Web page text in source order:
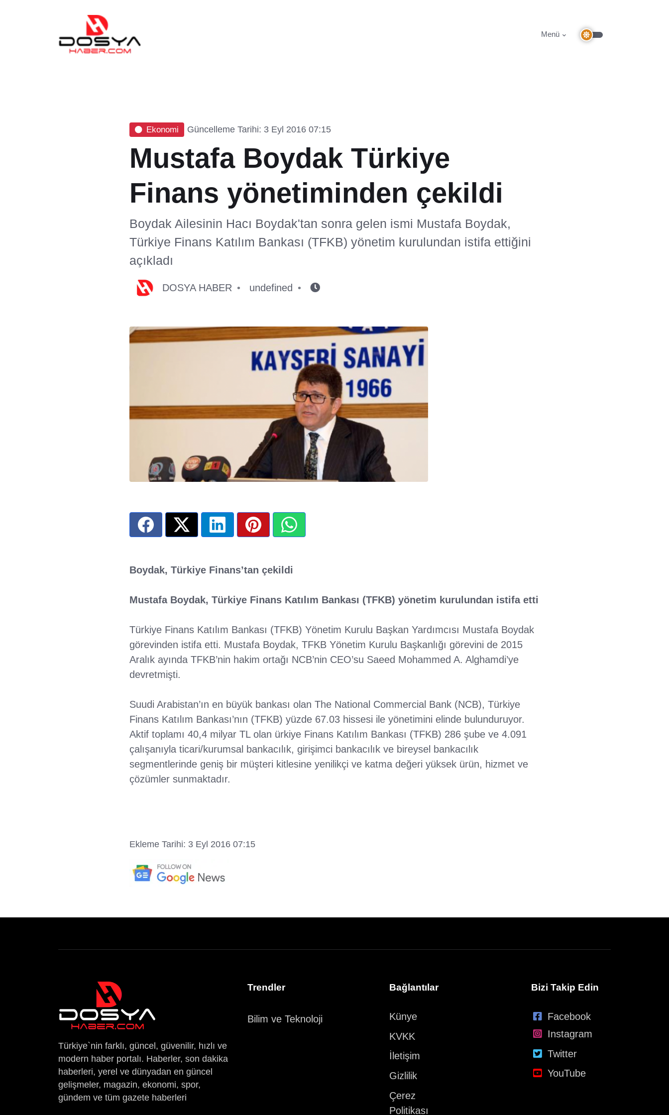
Menü
Ekonomi Güncelleme Tarihi: 3 Eyl 2016 07:15
Mustafa Boydak Türkiye
Finans yönetiminden çekildi
Boydak Ailesinin Hacı Boydak'tan sonra gelen ismi Mustafa Boydak,
Türkiye Finans Katılım Bankası (TFKB) yönetim kurulundan istifa ettiğini
açıkladı
DOSYA HABER undefined
Boydak, Türkiye Finans’tan çekildi
Mustafa Boydak, Türkiye Finans Katılım Bankası (TFKB) yönetim kurulundan istifa etti
Türkiye Finans Katılım Bankası (TFKB) Yönetim Kurulu Başkan Yardımcısı Mustafa Boydak
görevinden istifa etti. Mustafa Boydak, TFKB Yönetim Kurulu Başkanlığı görevini de 2015
Aralık ayında TFKB’nin hakim ortağı NCB’nin CEO’su Saeed Mohammed A. Alghamdi’ye
devretmişti.
Suudi Arabistan’ın en büyük bankası olan The National Commercial Bank (NCB), Türkiye
Finans Katılım Bankası’nın (TFKB) yüzde 67.03 hissesi ile yönetimini elinde bulunduruyor.
Aktif toplamı 40,4 milyar TL olan ürkiye Finans Katılım Bankası (TFKB) 286 şube ve 4.091
çalışanıyla ticari/kurumsal bankacılık, girişimci bankacılık ve bireysel bankacılık
segmentlerinde geniş bir müşteri kitlesine yenilikçi ve katma değeri yüksek ürün, hizmet ve
çözümler sunmaktadır.
Ekleme Tarihi: 3 Eyl 2016 07:15
Türkiye`nin farklı, güncel, güvenilir, hızlı ve
modern haber portalı. Haberler, son dakika
haberleri, yerel ve dünyadan en güncel
gelişmeler, magazin, ekonomi, spor,
gündem ve tüm gazete haberleri
Trendler
Bilim ve Teknoloji
Bağlantılar
Künye
KVKK
İletişim
Gizlilik
Çerez
Politikası
Bizi Takip Edin
Facebook
Instagram
Twitter
YouTube